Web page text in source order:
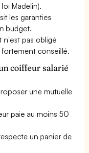
Madelin).
les garanties
budget.
n'est pas obligé
fortement conseillé.
coiffeur salarié
une mutuelle
paie au moins 50
un panier de